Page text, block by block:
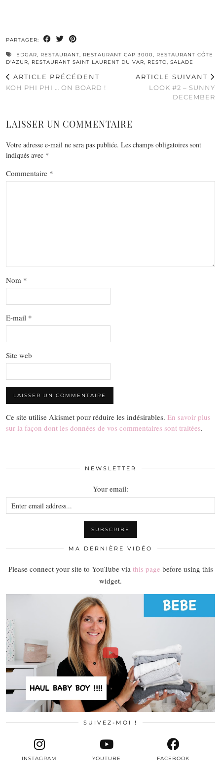
PARTAGER:
EDGAR, RESTAURANT, RESTAURANT CAP 3000, RESTAURANT CÔTE
D'AZUR, RESTAURANT SAINT LAURENT DU VAR, RESTO, SALADE
ARTICLE PRÉCÉDENT
KOH PHI PHI … ON BOARD !
ARTICLE SUIVANT
LOOK #2 – SUNNY
DECEMBER
LAISSER UN COMMENTAIRE
Votre adresse e-mail ne sera pas publiée. Les champs obligatoires sont
indiqués avec *
Commentaire *
Nom *
E-mail *
Site web
Ce site utilise Akismet pour réduire les indésirables. En savoir plus
sur la façon dont les données de vos commentaires sont traitées.
NEWSLETTER
Your email:
MA DERNIÈRE VIDÉO
Please connect your site to YouTube via this page before using this
widget.
SUIVEZ-MOI !
INSTAGRAM FACEBOOK
YOUTUBE